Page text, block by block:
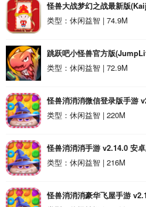
怪兽大战梦幻之战最新版
Fighto Fantasy)手游下载_怪
卓版
类型：休闲益智 | 74.9M
跳跃吧小怪兽官方版
载_跳跃吧小怪兽官方版
类型：休闲益智 | 72.9M
怪兽消消消微信登录版手游
版下载
类型：休闲益智 | 220M
怪兽消消消手游 v2.14.0 安
类型：休闲益智 | 216M
怪兽消消消豪华飞屋手游